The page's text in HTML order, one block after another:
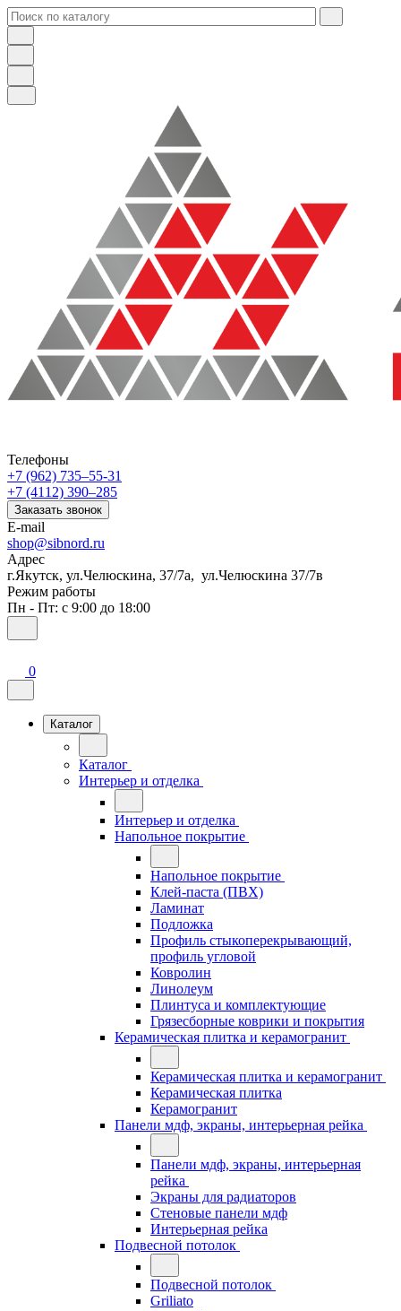
Телефоны
+7 (962) 735‒55-31
+7 (4112) 390‒285
Заказать звонок
E-mail
shop@sibnord.ru
Адрес
​г.Якутск, ул.Челюскина, 37/7а, ул.Челюскина 37/7в
Режим работы
Пн - Пт: с 9:00 до 18:00
0
Каталог
Каталог
Интерьер и отделка
Интерьер и отделка
Напольное покрытие
Напольное покрытие
Клей-паста (ПВХ)
Ламинат
Подложка
Профиль стыкоперекрывающий,
профиль угловой
Ковролин
Линолеум
Плинтуса и комплектующие
Грязесборные коврики и покрытия
Керамическая плитка и керамогранит
Керамическая плитка и керамогранит
Керамическая плитка
Керамогранит
Панели мдф, экраны, интерьерная рейка
Панели мдф, экраны, интерьерная
рейка
Экраны для радиаторов
Стеновые панели мдф
Интерьерная рейка
Подвесной потолок
Подвесной потолок
Griliato